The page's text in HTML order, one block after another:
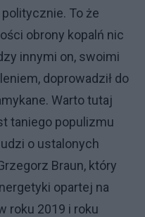
To że
obrony kopalń nic
innymi on, swoimi
doprowadził do
Warto tutaj
taniego populizmu
o ustalonych
Braun, który
opartej na
roku 2019 i roku